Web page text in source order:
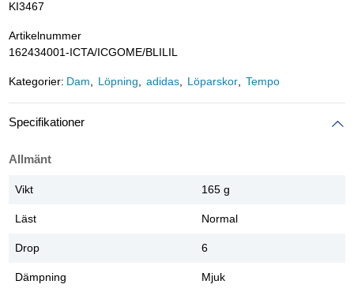
KI3467
Artikelnummer
162434001-ICTA/ICGOME/BLILIL
Kategorier: Dam Löpning adidas Löparskor Tempo
Specifikationer
Allmänt
Vikt 165 g
Läst Normal
Drop 6
Dämpning Mjuk